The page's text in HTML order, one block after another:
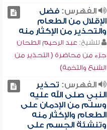
الفهرس:فضل
الإقلال من الطعام
والتحذير من الإكثار منه
للشيخ: عبد الرحيم الطحان
جزء من محاضرة ( التحذير من
الشبع والتخمة)
الفهرس: تحذير
النبي صلى الله عليه
وسلم من الإدمان على
الطعام والإكثار منه
وتنشئة الجسم على